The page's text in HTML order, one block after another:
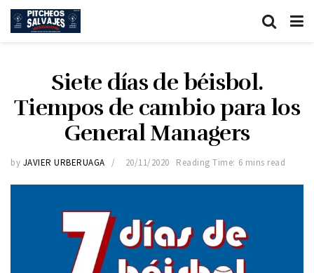
Siete días de béisbol.
Tiempos de cambio para los
General Managers
by JAVIER URBERUAGA 20/11/2020 Reading Time: 6 mins read